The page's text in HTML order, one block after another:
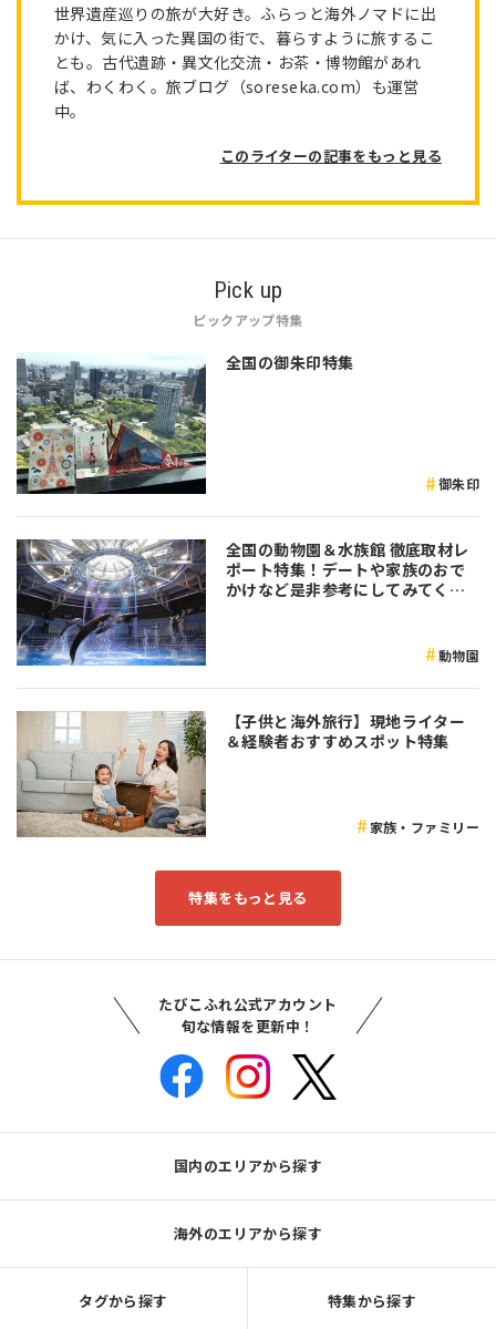
世界遺産巡りの旅が大好き。ふらっと海外ノマドに出
かけ、気に入った異国の街で、暮らすように旅するこ
とも。古代遺跡・異文化交流・お茶・博物館があれ
ば、わくわく。旅ブログ（soreseka.com）も運営
中。
このライターの記事をもっと見る
Pick up
ピックアップ特集
全国の御朱印特集
御朱印
全国の動物園＆水族館 徹底取材レ
ポート特集！デートや家族のおで
かけなど是非参考にしてみてくだ
動物園
【子供と海外旅行】現地ライター
＆経験者おすすめスポット特集
家族・ファミリー
特集をもっと見る
たびこふれ公式アカウント
旬な情報を更新中！
国内のエリアから探す
海外のエリアから探す
タグから探す 特集から探す